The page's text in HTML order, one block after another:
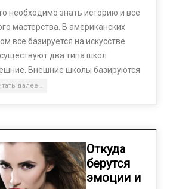
необходимо знать историю и все
мастерства. В американских
все базируется на искусстве
два типа школ
Внешние школы базируются
далее…
Откуда
берутся
эмоции и